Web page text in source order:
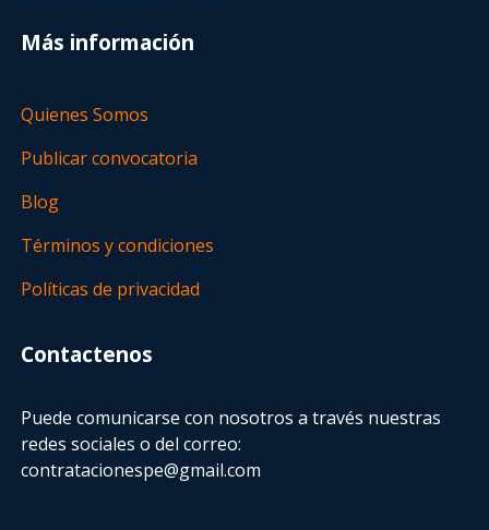
Más información
Quienes Somos
Publicar convocatoria
Blog
Términos y condiciones
Políticas de privacidad
Contactenos
Puede comunicarse con nosotros a través nuestras
redes sociales o del correo:
contratacionespe@gmail.com